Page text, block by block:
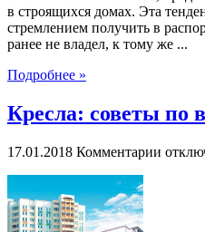
в строящихся домах. Эта
стремлением получить в
ранее не владел, к тому же ...
Подробнее »
Кресла: советы по
17.01.2018 Комментарии к